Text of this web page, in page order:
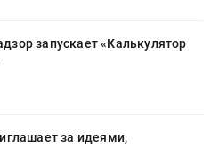
запускает «Калькулятор
за идеями,